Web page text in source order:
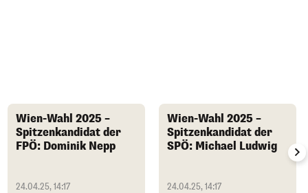
Wien-Wahl 2025 –
Spitzenkandidat der
FPÖ: Dominik Nepp
24.04.25, 14:17
Wien-Wahl 2025 –
Spitzenkandidat der
SPÖ: Michael Ludwig
24.04.25, 14:17